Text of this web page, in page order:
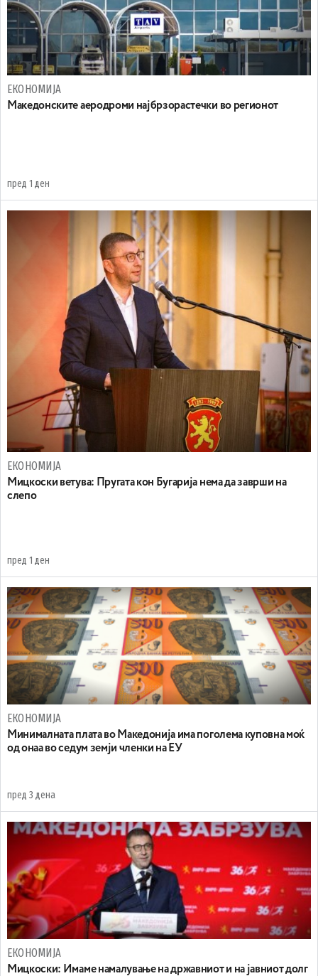
ЕКОНОМИЈА
Maкедонските аеродроми најбрзорастечки во регионот
пред 1 ден
ЕКОНОМИЈА
Mицкоски ветува: Пругата кон Бугарија нема да заврши на
слепо
пред 1 ден
ЕКОНОМИЈА
Минималната плата во Македонија има поголема куповна моќ
од онаа во седум земји членки на ЕУ
пред 3 дена
ЕКОНОМИЈА
Mицкоски: Имаме намалување на државниот и на јавниот долг